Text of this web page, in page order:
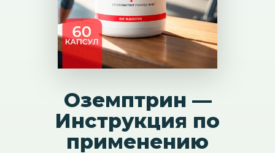
Оземптрин —
Инструкция по
применению